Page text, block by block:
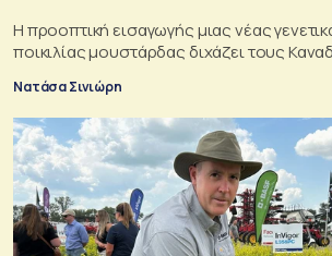
Η προοπτική εισαγωγής μιας νέας
ποικιλίας μουστάρδας διχάζει τους
Νατάσα Σινιώρη